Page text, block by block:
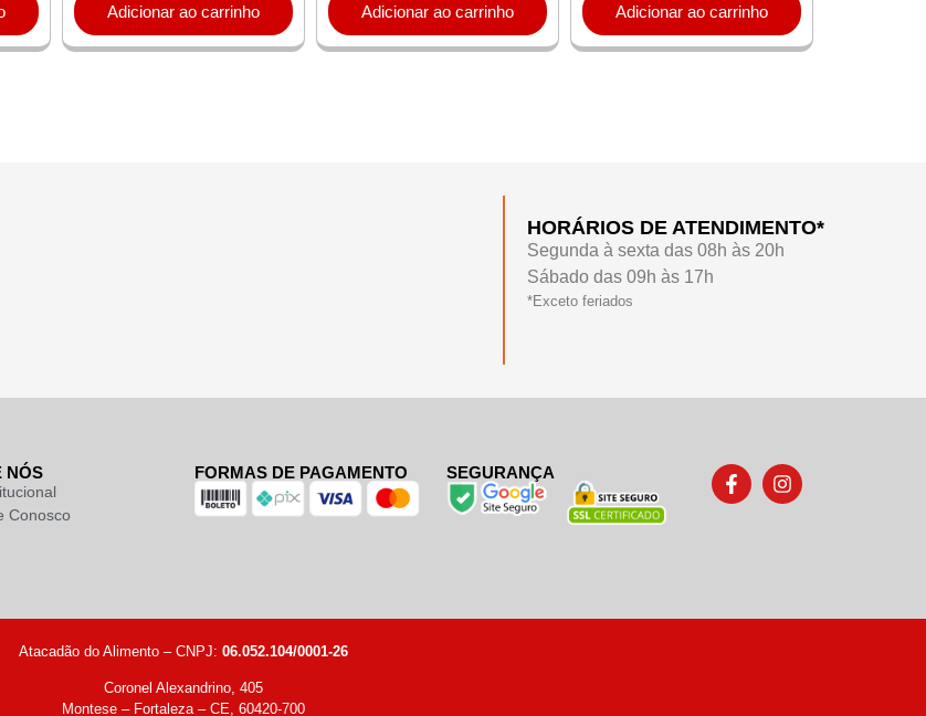
Adicionar ao carrinho Adicionar ao carrinho Adicionar ao carrinho
HORÁRIOS DE ATENDIMENTO*
Segunda à sexta das 08h às 20h
Sábado das 09h às 17h
*Exceto feriados
NÓS
Conosco
FORMAS DE PAGAMENTO SEGURANÇA
Atacadão do Alimento – CNPJ: 06.052.104/0001-26
Coronel Alexandrino, 405
Montese – Fortaleza – CE, 60420-700